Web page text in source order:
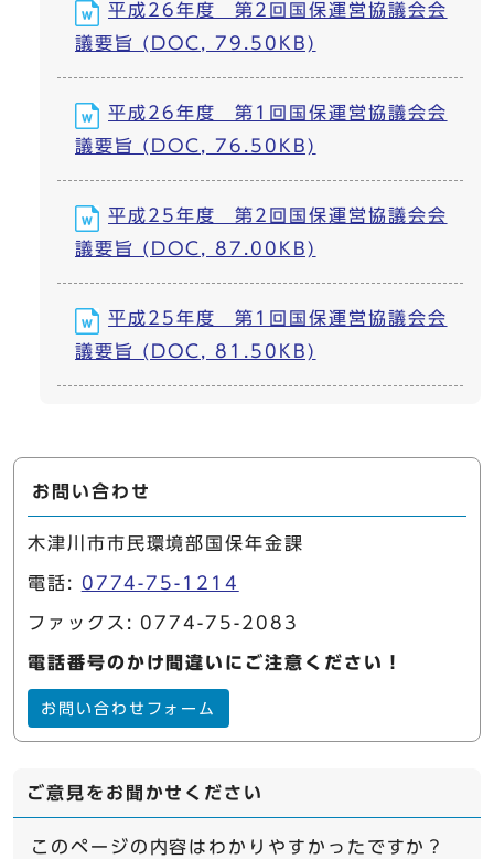
平成26年度 第2回国保運営協議会会
議要旨 (DOC, 79.50KB)
平成26年度 第1回国保運営協議会会
議要旨 (DOC, 76.50KB)
平成25年度 第2回国保運営協議会会
議要旨 (DOC, 87.00KB)
平成25年度 第1回国保運営協議会会
議要旨 (DOC, 81.50KB)
お問い合わせ
木津川市市民環境部国保年金課
電話: 0774-75-1214
ファックス: 0774-75-2083
電話番号のかけ間違いにご注意ください！
お問い合わせフォーム
ご意見をお聞かせください
このページの内容はわかりやすかったですか？